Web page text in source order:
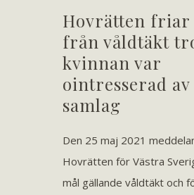
Hovrätten friar
från våldtäkt
kvinnan var
ointresserad av
samlag
Den 25 maj 2021
Hovrätten för Västra
mål gällande våldtäkt och